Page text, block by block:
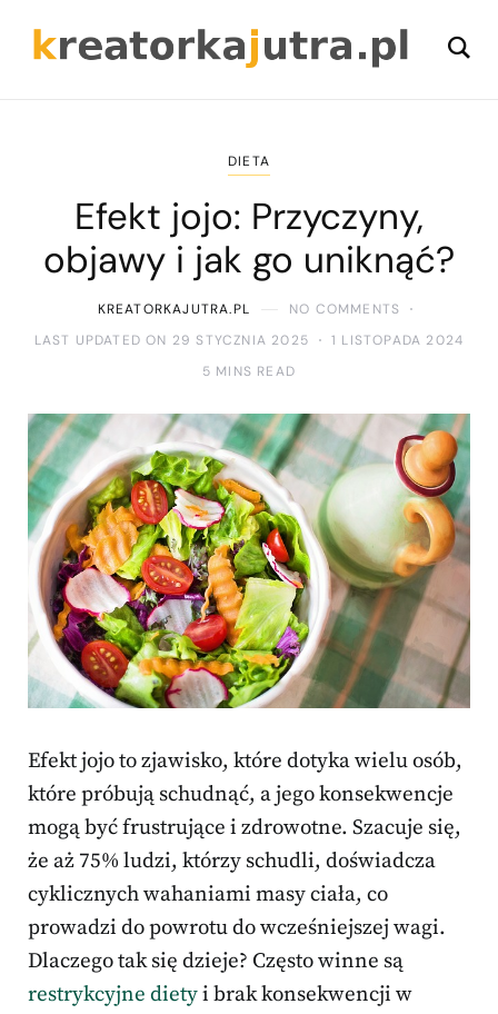
DIETA
Efekt jojo: Przyczyny,
objawy i jak go uniknąć?
KREATORKAJUTRA.PL
NO COMMENTS
LAST UPDATED ON 29 STYCZNIA 2025
1 LISTOPADA 2024
5 MINS READ
Efekt jojo to zjawisko, które dotyka wielu osób,
które próbują schudnąć, a jego konsekwencje
mogą być frustrujące i zdrowotne. Szacuje się,
że aż 75% ludzi, którzy schudli, doświadcza
cyklicznych wahaniami masy ciała, co
prowadzi do powrotu do wcześniejszej wagi.
Dlaczego tak się dzieje? Często winne są
restrykcyjne dietyi brak konsekwencji w